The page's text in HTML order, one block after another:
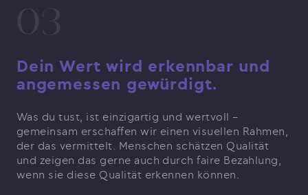
Dein Wert wird erkennbar und
angemessen gewürdigt.
Was du tust, ist einzigartig und wertvoll –
gemeinsam erschaffen wir einen visuellen Rahmen,
der das vermittelt. Menschen schätzen Qualität
und zeigen das gerne auch durch faire Bezahlung,
wenn sie diese Qualität erkennen können.